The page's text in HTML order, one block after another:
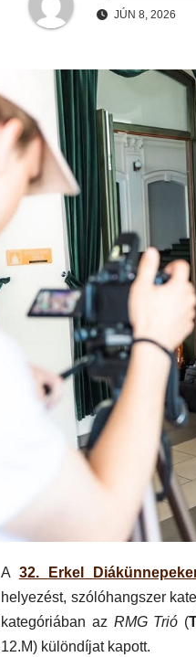
JÚN 8, 2026
A 32. Erkel
helyezést, szólóhangszer
kategóriában az RMG Trió (
12.M) különdíjat kapott.